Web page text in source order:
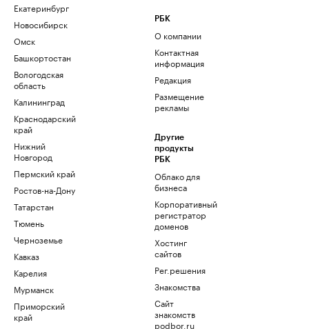
Екатеринбург
Новосибирск
Омск
Башкортостан
Вологодская
область
Калининград
Краснодарский
край
Нижний
Новгород
Пермский край
Ростов-на-Дону
Татарстан
Тюмень
Черноземье
Кавказ
Карелия
Мурманск
Приморский
край
РБК
О компании
Контактная
информация
Редакция
Размещение
рекламы
Другие
продукты
РБК
Облако для
бизнеса
Корпоративный
регистратор
доменов
Хостинг
сайтов
Рег.решения
Знакомства
Сайт
знакомств
podbor.ru